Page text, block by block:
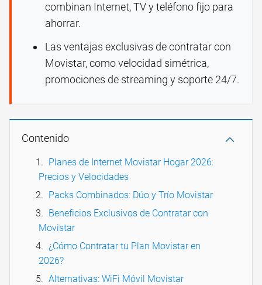
combinan Internet, TV y teléfono fijo para
ahorrar.
Las ventajas exclusivas de contratar con
Movistar, como velocidad simétrica,
promociones de streaming y soporte 24/7.
Contenido
Planes de Internet Movistar Hogar 2026:
Precios y Velocidades
Packs Combinados: Dúo y Trío Movistar
Beneficios Exclusivos de Contratar con
Movistar
¿Cómo Contratar tu Plan Movistar en
2026?
Alternativas: WiFi Móvil Movistar